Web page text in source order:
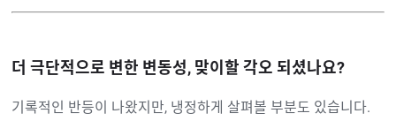
더 극단적으로 변한 변동성, 맞이할 각오 되셨나요?
기록적인 반등이 나왔지만, 냉정하게 살펴볼 부분도 있습니다.